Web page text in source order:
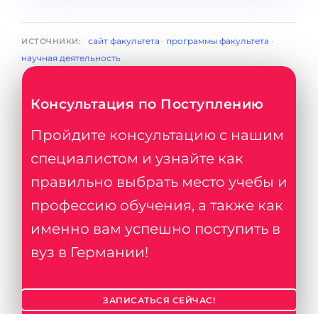
ИСТОЧНИКИ: сайт факультета · программы факультета ·
научная деятельность
Консультация по Поступлению
Пройдите консультацию с нашим
специалистом и узнайте как
правильно выбрать место учебы и
профессию обучения, а также как
именно вам успешно поступить в
вуз в Германии!
ЗАПИСАТЬСЯ СЕЙЧАС!